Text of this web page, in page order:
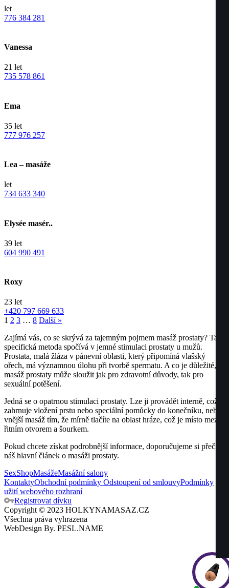
let
776 384 281
Vanessa
21 let
735 578 861
Ema
35 let
777 976 257
Lea – masáže
let
734 633 340
Elysée masér..
39 let
604 990 491
Roxy
23 let
+420 797 669 633
1 2 3 … 8 Další »
Zajímá vás, co se skrývá za tajemným pojmem masáž prostaty? Tato
specifická metoda spočívá v jemné stimulaci prostaty u mužů.
Prostata, malá žláza v pánevní oblasti, který připomíná vlašský
ořech, má významnou úlohu při tvorbě spermatu. A co je důležité,
masáž prostaty může sloužit jak pro zdravotní důvody, tak pro
sexuální potěšení.
Jedná se o opatrnou stimulaci prostaty. Lze ji provádět interně, což
zahrnuje vložení prstu nebo speciální pomůcky do konečníku, nebo
vnější masáž tím, že mírně tlačíte na oblast hráze, což je místo mezi
řitním otvorem a šourkem.
Pokud chcete získat podrobnější informace, doporučujeme si přečíst
náš hlavní článek o masáži prostaty.
SexShopMasážeMasážní salony
KontaktyObchodní podmínky Odstoupení od smlouvyPodmínky
užití webového rozhraní
Registrovat dívku
Copyright © 2023 HOLKYNAMASAZ.CZ
Všechna práva vyhrazena
WebDesign By. PESL.NAME